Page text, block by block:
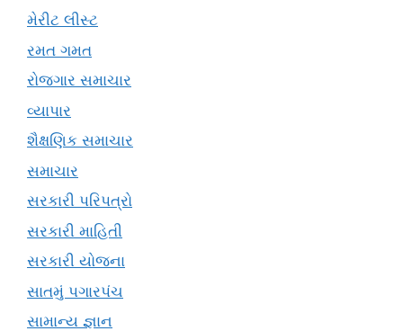
મેરીટ લીસ્ટ
રમત ગમત
રોજગાર સમાચાર
વ્યાપાર
શૈક્ષણિક સમાચાર
સમાચાર
સરકારી પરિપત્રો
સરકારી માહિતી
સરકારી યોજના
સાતમું પગારપંચ
સામાન્ય જ્ઞાન